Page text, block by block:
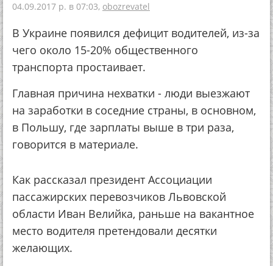
04.09.2017 р. в 07:03, obozrevatel
В Украине появился дефицит водителей, из-за
чего около 15-20% общественного
транспорта простаивает.
Главная причина нехватки - люди выезжают
на заработки в соседние страны, в основном,
в Польшу, где зарплаты выше в три раза,
говорится в материале.
Как рассказал президент Ассоциации
пассажирских перевозчиков Львовской
области Иван Велийка, раньше на вакантное
место водителя претендовали десятки
желающих.